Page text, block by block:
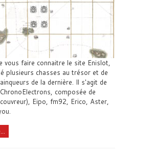
vous faire connaitre le site Enislot,
plusieurs chasses au trésor et de
de la dernière. Il s'agit de
composée de
Eipo, fm92, Erico, Aster,